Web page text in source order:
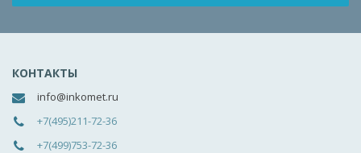
КОНТАКТЫ
info@inkomet.ru
+7(495)211-72-36
+7(499)753-72-36